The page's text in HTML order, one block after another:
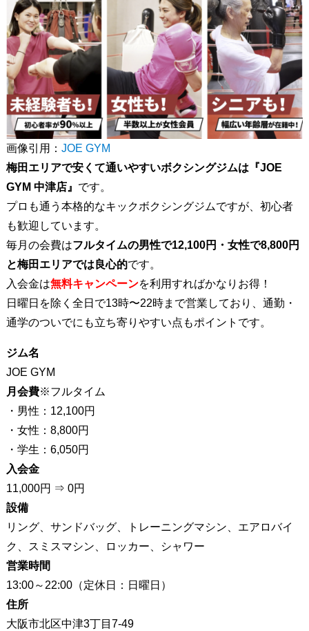
画像引用： JOE GYM
梅田エリアで安くて通いやすいボクシングジムは『JOE
GYM 中津店』 です。
プロも通う本格的なキックボクシングジムですが、初心者
も歓迎しています。
毎月の会費はフルタイムの男性で12,100円・女性で8,800円
と梅田エリアでは良心的です。
入会金は無料キャンペーンを利用すればかなりお得！
日曜日を除く全日で13時〜22時まで営業しており、通勤・
通学のついでにも立ち寄りやすい点もポイントです。
ジム名
JOE GYM
月会費※フルタイム
・男性：12,100円
・女性：8,800円
・学生：6,050円
入会金
11,000円 ⇒ 0円
設備
リング、サンドバッグ、トレーニングマシン、エアロバイ
ク、スミスマシン、ロッカー、シャワー
営業時間
13:00～22:00（定休日：日曜日）
住所
大阪市北区中津3丁目7-49